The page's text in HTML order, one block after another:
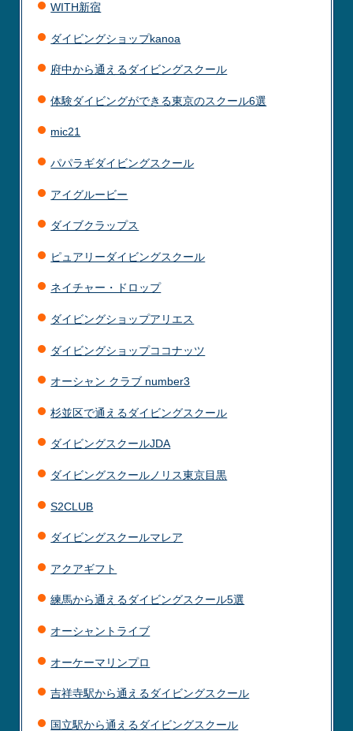
WITH新宿
ダイビングショップkanoa
府中から通えるダイビングスクール
体験ダイビングができる東京のスクール6選
mic21
パパラギダイビングスクール
アイグルービー
ダイブクラップス
ピュアリーダイビングスクール
ネイチャー・ドロップ
ダイビングショップアリエス
ダイビングショップココナッツ
オーシャン クラブ number3
杉並区で通えるダイビングスクール
ダイビングスクールJDA
ダイビングスクールノリス東京目黒
S2CLUB
ダイビングスクールマレア
アクアギフト
練馬から通えるダイビングスクール5選
オーシャントライブ
オーケーマリンプロ
吉祥寺駅から通えるダイビングスクール
国立駅から通えるダイビングスクール